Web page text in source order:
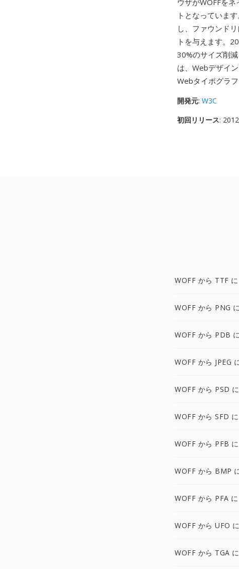
ウザがWOFFを
トとなっていま
し、ファウンド
トを与えます。
30%のサイズ削
は、Webデザイ
Webタイポグラ
開発元: W3C
初回リリース:
WOFF から TTF に
WOFF から PNG に
WOFF から PDB に
WOFF から JPEG
WOFF から PSD に
WOFF から SFD に
WOFF から PFB に
WOFF から BMP
WOFF から PFA に
WOFF から UFO に
WOFF から TGA に